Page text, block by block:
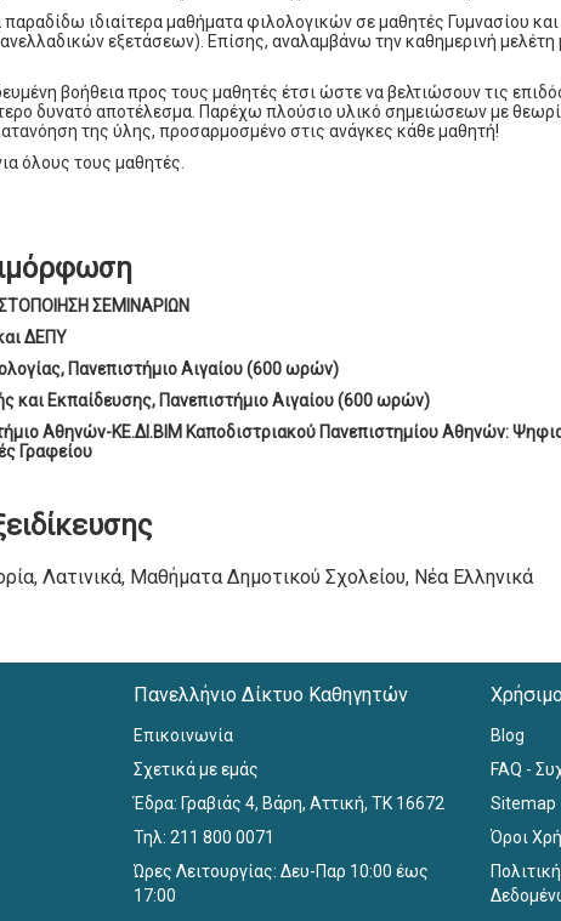
ιδιαίτερα μαθήματα φιλολογικών σε μαθητές Γυμνασίου και
εξετάσεων). Επίσης, αναλαμβάνω την καθημερινή
βοήθεια προς τους μαθητές έτσι ώστε να βελτιώσουν τις
δυνατό αποτέλεσμα. Παρέχω πλούσιο υλικό σημειώσεων με
της ύλης, προσαρμοσμένο στις ανάγκες κάθε μαθητή!
όλους τους μαθητές.
ΣΕΜΙΝΑΡΙΩΝ
ΔΕΠΥ
Πανεπιστήμιο Αιγαίου (600 ωρών)
και Εκπαίδευσης, Πανεπιστήμιο Αιγαίου (600 ωρών)
Αθηνών-ΚΕ.ΔΙ.ΒΙΜ Καποδιστριακού Πανεπιστημίου Αθηνών:
Γραφείου
Λατινικά, Μαθήματα Δημοτικού Σχολείου, Νέα Ελληνικά
Πανελλήνιο Δίκτυο Καθηγητών
Επικοινωνία
Σχετικά με εμάς
Έδρα: Γραβιάς 4, Βάρη, Αττική, ΤΚ 16672
Τηλ: 211 800 0071
Ώρες Λειτουργίας: Δευ-Παρ 10:00 έως
17:00
Blog
FAQ -
Sitemap
Όροι